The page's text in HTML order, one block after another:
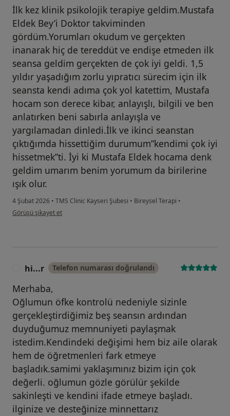
İlk kez klinik psikolojik terapiye geldim.Mustafa
Eldek Bey’i Doktor takviminden
gördüm.Yorumları okudum ve gerçekten
inanarak hiç de tereddüt ve endişe etmeden ilk
seansa geldim gerçekten de çok iyi geldi. 1,5
yıldır yaşadığım zorlu yıpratıcı sürecim için ilk
seansta kendi adıma çok yol katettim, Mustafa
hocam son derece kibar, anlayışlı, bilgili ve ben
anlatırken beni sabırla anlayışla ve
yargılamadan dinledi.İlk ve ikinci seanstan
çıktığımda hissettiğim durumum”kendimi çok iyi
hissetmek”ti. İyi ki Mustafa Eldek hocama denk
geldim umarım benim yorumum da birilerine
ışık olur.
4 Şubat 2026 • TMS Clinic Kayseri Şubesi • Bireysel Terapi •
kullanıcının görüşüne göre f.....
Görüşü şikayet et
hi...r Telefon numarası doğrulandı
Merhaba,
Oğlumun öfke kontrolü nedeniyle sizinle
gerçekleştirdiğimiz beş seansın ardından
duyduğumuz memnuniyeti paylaşmak
istedim.Kendindeki değişimi hem biz aile olarak
hem de öğretmenleri fark etmeye
başladık.samimi yaklaşımınız bizim için çok
değerli. oğlumun gözle görülür şekilde
sakinleşti ve kendini ifade etmeye başladı.
ilginize ve desteğinize minnettarız